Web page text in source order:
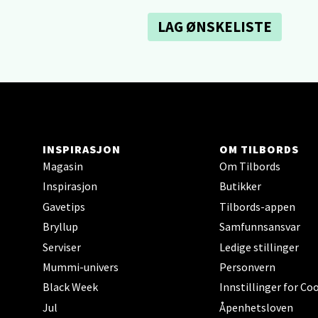
LAG ØNSKELISTE
INSPIRASJON
Magasin
Inspirasjon
Gavetips
Bryllup
Serviser
Mummi-univers
Black Week
Jul
OM TILBORDS
Om Tilbords
Butikker
Tilbords-appen
Samfunnsansvar
Ledige stillinger
Personvern
Innstillinger for
Åpenhetsloven
Åpent i
Ski
Ski